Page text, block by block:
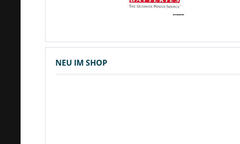
NEU IM SHOP